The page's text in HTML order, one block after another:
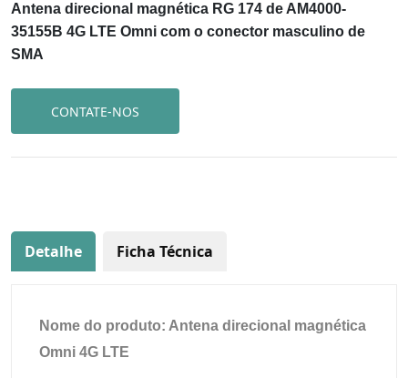
Antena direcional magnética RG 174 de AM4000-
35155B 4G LTE Omni com o conector masculino de
SMA
CONTATE-NOS
Detalhe Ficha Técnica
Nome do produto: Antena direcional magnética
Omni 4G LTE